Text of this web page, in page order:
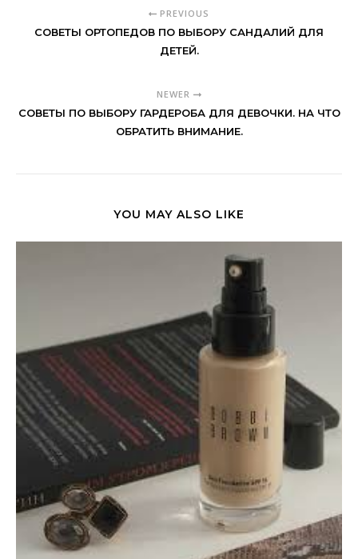
PREVIOUS
СОВЕТЫ ОРТОПЕДОВ ПО ВЫБОРУ САНДАЛИЙ ДЛЯ
ДЕТЕЙ.
NEWER
СОВЕТЫ ПО ВЫБОРУ ГАРДЕРОБА ДЛЯ ДЕВОЧКИ. НА ЧТО
ОБРАТИТЬ ВНИМАНИЕ.
YOU MAY ALSO LIKE